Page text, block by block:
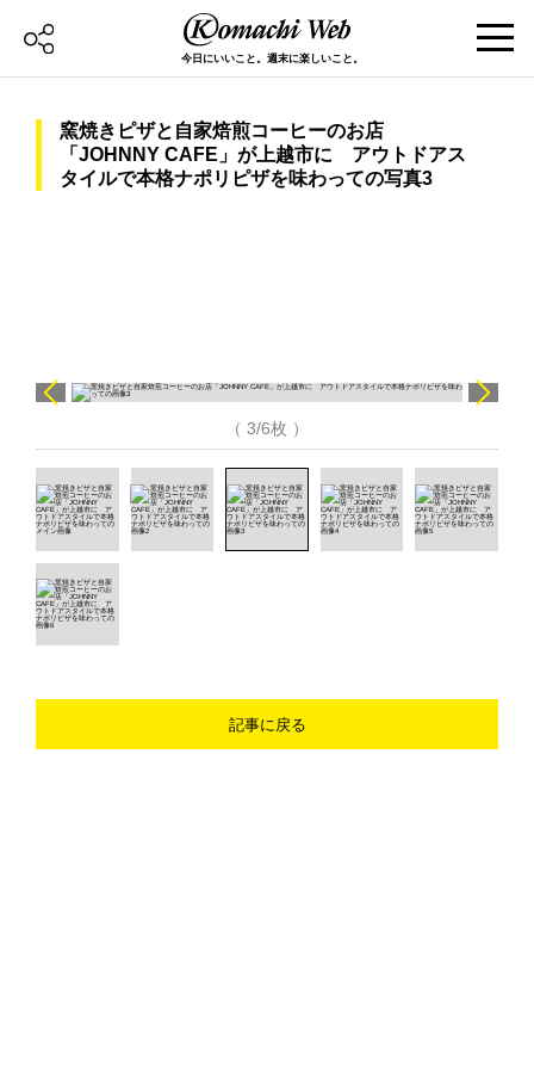
今日にいいこと。週末に楽しいこと。
窯焼きピザと自家焙煎コーヒーのお店
「JOHNNY CAFE」が上越市に アウトドアス
タイルで本格ナポリピザを味わっての写真3
（ 3/6枚 ）
記事に戻る